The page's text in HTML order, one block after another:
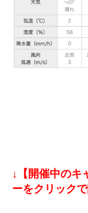
↓【開催中の
ーをクリックで